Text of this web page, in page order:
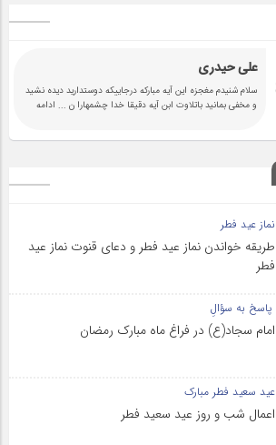
علی حیدری
سلام شنیدم مغجزه این آیه مبارکه درجاییکه دوستدارید دیده نشید
و مخفی بمانید باتلاوت ابن آیه دقیقا خدا چشمهارا ن ... ادامه
نماز عید فطر
طریقه خواندن نماز عید فطر و دعای قنوت نماز عید
فطر
پاسخ به سؤالِ
امام سجاد(ع) در فراغ ماه مبارک رمضان
عید سعید فطر مبارک
اعمال شب و روز عید سعید فطر